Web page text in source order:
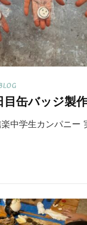
目缶バッジ製
中学生カンパニー